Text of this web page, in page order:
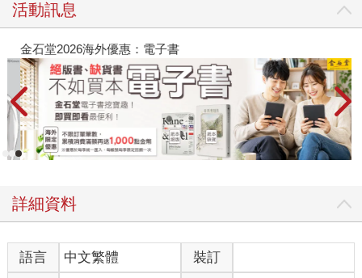
活動訊息
金石堂2026海外優惠：電子書
詳細資料
語言 中文繁體
裝訂